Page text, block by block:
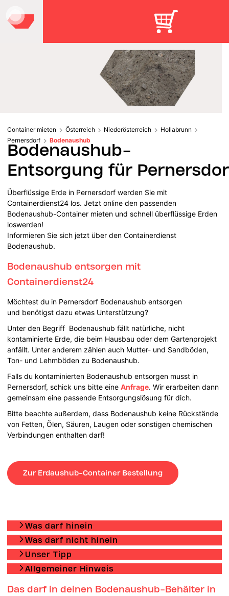
Container mieten Österreich Niederösterreich
Hollabrunn
Pernersdorf
Bodenaushub
Bodenaushub-
Entsorgung für
Überflüssige Erde in Pernersdorf werden Sie mit
Containerdienst24 los. Jetzt online den passenden
Bodenaushub-Container mieten und schnell überflüssige Erden
loswerden!
Informieren Sie sich jetzt über den Containerdienst
Bodenaushub.
Bodenaushub entsorgen mit
Containerdienst24
Möchtest du in Pernersdorf Bodenaushub entsorgen
und benötigst dazu etwas Unterstützung?
Unter den Begriff Bodenaushub fällt natürliche, nicht
kontaminierte Erde, die beim Hausbau oder dem Gartenprojekt
anfällt. Unter anderem zählen auch Mutter- und Sandböden,
Ton- und Lehmböden zu Bodenaushub.
Falls du kontaminierten Bodenaushub entsorgen musst in
Pernersdorf, schick uns bitte eineAnfrage. Wir erarbeiten dann
gemeinsam eine passende Entsorgungslösung für dich.
Bitte beachte außerdem, dass Bodenaushub keine Rückstände
von Fetten, Ölen, Säuren, Laugen oder sonstigen chemischen
Verbindungen enthalten darf!
Zur Erdaushub-Container Bestellung
Was darf hinein
Was darf nicht hinein
Unser Tipp
Allgemeiner Hinweis
Das darf in deinen Bodenaushub-Behälter in